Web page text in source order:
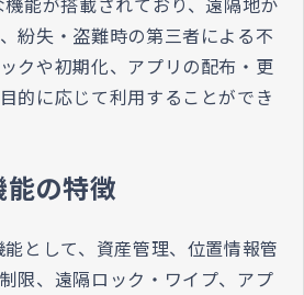
紛失・盗難時の第三者による不
クや初期化、アプリの配布・更
的に応じて利用することができ
の特徴
として、資産管理、位置情報管
限、遠隔ロック・ワイプ、アプ